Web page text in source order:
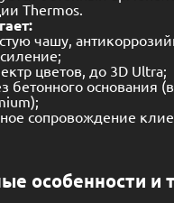
Thermos.
чашу,
цветов, до 3D Ultra;
бетонного основания (в
сопровождение
особенности и